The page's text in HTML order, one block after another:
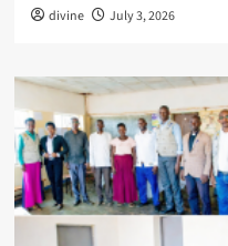
divine July 3, 2026